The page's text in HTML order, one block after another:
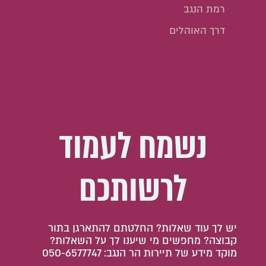
רמת הנגב
דרך האוהלים
נשמח לעמוד
לרשותכם
יש לך עוד שאלות? החלטתם להתארגן בתור
קבוצה? מחפשים מי שיענו לך על השאלות?
מוקד מידע של תיירות הר הנגב: 050-6577747